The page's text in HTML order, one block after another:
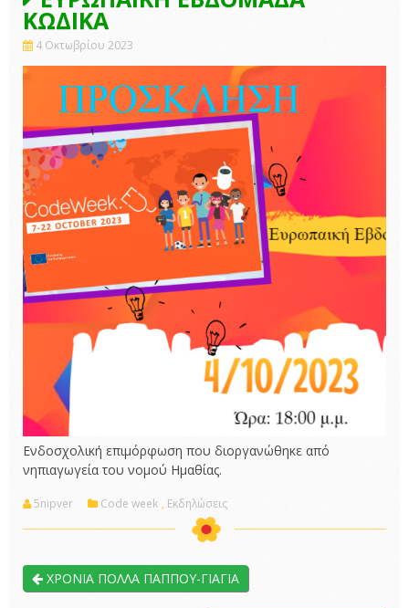
ΚΩΔΙΚΑ
4 Οκτωβρίου 2023
Ενδοσχολική επιμόρφωση που διοργανώθηκε από
νηπιαγωγεία του νομού Ημαθίας.
5nipver Code week , Εκδηλώσεις
ΧΡΟΝΙΑ ΠΟΛΛΑ ΠΑΠΠΟΥ-ΓΙΑΓΙΑ